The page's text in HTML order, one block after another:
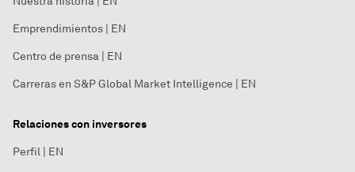
Emprendimientos | EN
Centro de prensa | EN
Carreras en S&P Global Market Intelligence | EN
Relaciones con inversores
Perfil | EN